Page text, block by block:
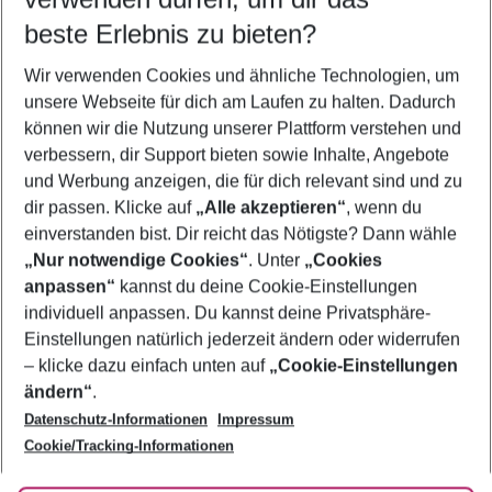
5-8 Nächte
2 Erwachsene Keine Kinder
Mehr Filter anzeigen
Footer
Footer navigation
Über uns
AGB
Bestpreisgarantie
Cookie-Einstellungen ändern
Cookie-Richtlinie
Agenturbetreuung
Barrierefreies Reisen
Folge uns
beste Erlebnis zu bieten?
Wir verwenden Cookies und ähnliche Technologien, um
unsere Webseite für dich am Laufen zu halten. Dadurch
können wir die Nutzung unserer Plattform verstehen und
verbessern, dir Support bieten sowie Inhalte, Angebote
und Werbung anzeigen, die für dich relevant sind und zu
dir passen. Klicke auf „Alle akzeptieren“, wenn du
einverstanden bist. Dir reicht das Nötigste? Dann wähle
„Nur notwendige Cookies“. Unter „Cookies
anpassen“ kannst du deine Cookie-Einstellungen
individuell anpassen. Du kannst deine Privatsphäre-
Einstellungen natürlich jederzeit ändern oder widerrufen
– klicke dazu einfach unten auf „Cookie-Einstellungen
ändern“.
Datenschutz-Informationen
Impressum
Cookie/Tracking-Informationen